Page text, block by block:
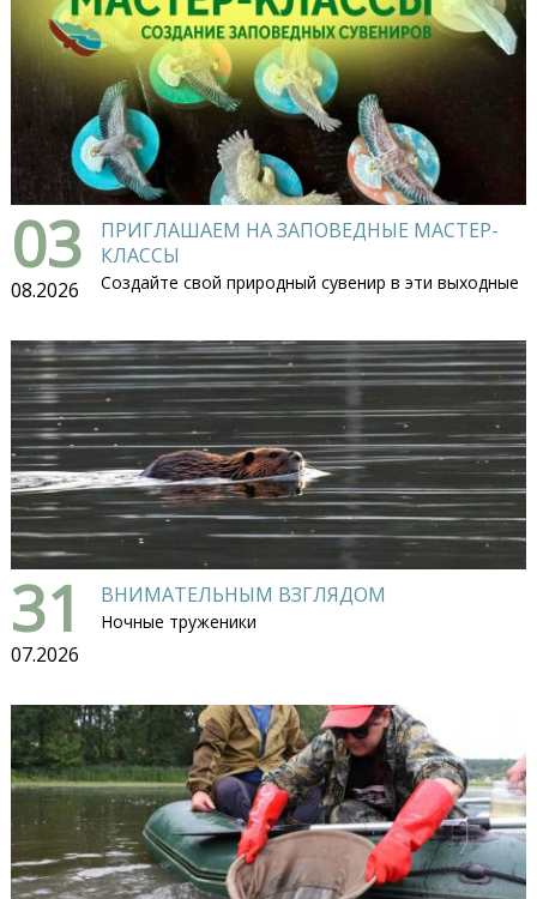
03
08.2026
ПРИГЛАШАЕМ НА ЗАПОВЕДНЫЕ МАСТЕР-
КЛАССЫ
Создайте свой природный сувенир в эти выходные
31
07.2026
ВНИМАТЕЛЬНЫМ ВЗГЛЯДОМ
Ночные труженики